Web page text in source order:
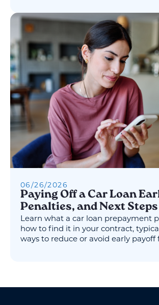
06/26/2026
Paying Off a Car Loan
Penalties, and Next Steps
Learn what a car loan prepayment
how to find it in your contract,
ways to reduce or avoid early payoff